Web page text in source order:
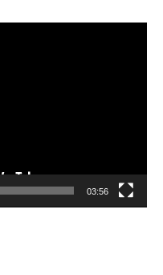
03:56